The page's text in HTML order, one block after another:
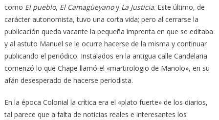
como El pueblo, El Camagüeyanoy La Justicia. Este último, de
carácter autonomista, tuvo una corta vida; pero al cerrarse la
publicación queda vacante la pequeña imprenta en que se editaba
y al astuto Manuel se le ocurre hacerse de la misma y continuar
publicando el periódico. Instalados en la antigua calle Candelaria
comenzó lo que Chape llamó el «martirologio de Manolo», en su
afán desesperado de hacerse periodista.
En la época Colonial la crítica era el «plato fuerte» de los diarios,
tal parece que a falta de noticias reales e interesantes los